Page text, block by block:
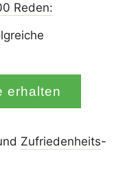
Reden:
erhalten
Zufrieden­­heits-